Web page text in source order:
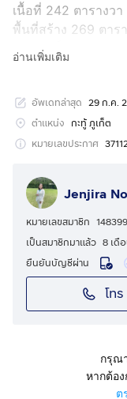
เนื้อที่ 242 ตารางว
พื้นที่สร้าง 269 ตาร
ปัจจุบันเป็นบ้าน 3 ห
หันหน้าไปทางทิศเห
โฉนด นส 3 ก
จุดเด่นของทรัพย์:
ที่ดินยกระดับ น้ำไม่
ตั้งอยู่บนถนนนาใน
ของภูเก็ต สำหรับธุร
Boutique Hostel |
เหมาะสําหรับธุรกิ
ราคาทรัพย์
อ่านเพิ่มเติม
อัพเดทล่าสุด 29 ก.ค.
ตำแหน่ง กะทู้ ภูเก็ต
หมายเลขประกาศ
Jenjira
หมายเลขสมาชิก
เป็นสมาชิกมาแล้ว 8 เดื
ยืนยันบัญชีผ่าน
โทร
กรุณ
หากต้อ
ต